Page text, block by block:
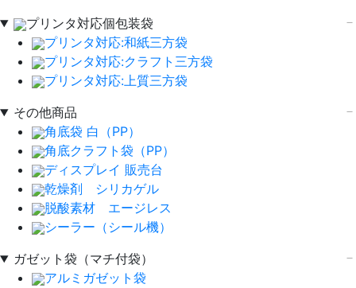
プリンタ対応個包装袋
プリンタ対応:和紙三方袋
プリンタ対応:クラフト三方袋
プリンタ対応:上質三方袋
その他商品
角底袋 白（PP）
角底クラフト袋（PP）
ディスプレイ 販売台
乾燥剤 シリカゲル
脱酸素材 エージレス
シーラー（シール機）
ガゼット袋（マチ付袋）
アルミガゼット袋